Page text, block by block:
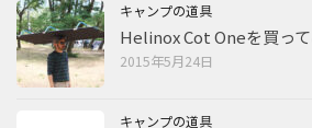
キャンプの道具
Helinox Cot Oneを買っ
2015年5月24日
キャンプの道具